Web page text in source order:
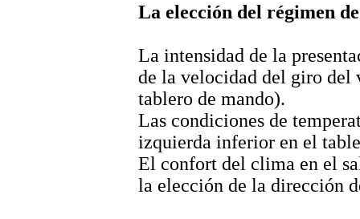
La elección del régimen
La intensidad de la
de la velocidad del giro del
tablero de mando).
Las condiciones de
izquierda inferior en el
El confort del clima en el
la elección de la dirección